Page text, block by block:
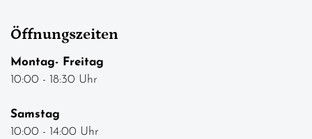
Öffnungszeiten
Montag- Freitag
10:00 - 18:30 Uhr
Samstag
10:00 - 14:00 Uhr